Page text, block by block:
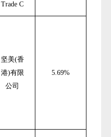
Trade C
坚美(香
港)有限
公司
5.69%